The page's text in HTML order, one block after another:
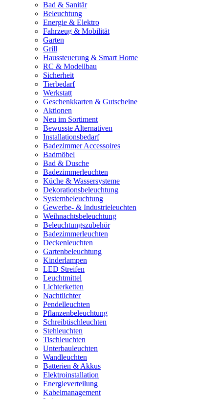
Bad & Sanitär
Beleuchtung
Energie & Elektro
Fahrzeug & Mobilität
Garten
Grill
Haussteuerung & Smart Home
RC & Modellbau
Sicherheit
Tierbedarf
Werkstatt
Geschenkkarten & Gutscheine
Aktionen
Neu im Sortiment
Bewusste Alternativen
Installationsbedarf
Badezimmer Accessoires
Badmöbel
Bad & Dusche
Badezimmerleuchten
Küche & Wassersysteme
Dekorationsbeleuchtung
Systembeleuchtung
Gewerbe- & Industrieleuchten
Weihnachtsbeleuchtung
Beleuchtungszubehör
Badezimmerleuchten
Deckenleuchten
Gartenbeleuchtung
Kinderlampen
LED Streifen
Leuchtmittel
Lichterketten
Nachtlichter
Pendelleuchten
Pflanzenbeleuchtung
Schreibtischleuchten
Stehleuchten
Tischleuchten
Unterbauleuchten
Wandleuchten
Batterien & Akkus
Elektroinstallation
Energieverteilung
Kabelmanagement